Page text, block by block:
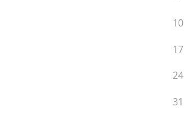
10
17
24
31